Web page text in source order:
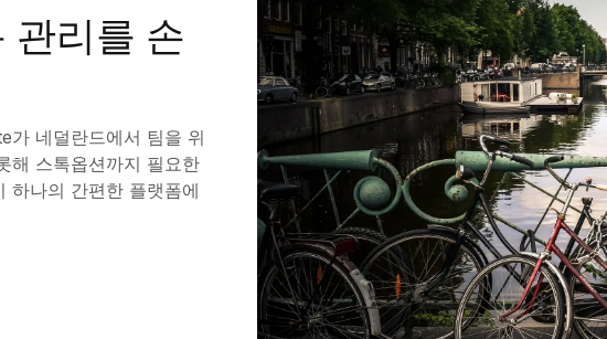
관리를 손
가 네덜란드에서 팀을 위
해 스톡옵션까지 필요한
하나의 간편한 플랫폼에